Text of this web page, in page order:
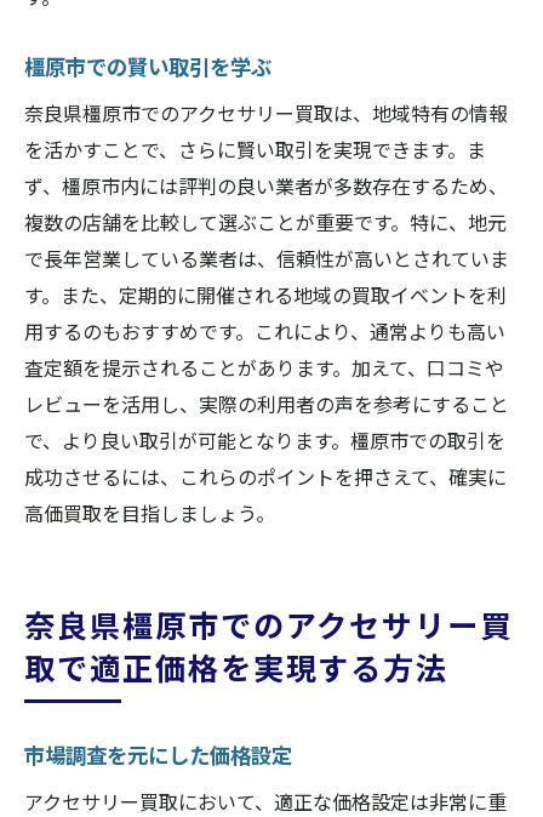
橿原市での賢い取引を学ぶ
奈良県橿原市でのアクセサリー買取は、地域特有の情報
を活かすことで、さらに賢い取引を実現できます。ま
ず、橿原市内には評判の良い業者が多数存在するため、
複数の店舗を比較して選ぶことが重要です。特に、地元
で長年営業している業者は、信頼性が高いとされていま
す。また、定期的に開催される地域の買取イベントを利
用するのもおすすめです。これにより、通常よりも高い
査定額を提示されることがあります。加えて、口コミや
レビューを活用し、実際の利用者の声を参考にすること
で、より良い取引が可能となります。橿原市での取引を
成功させるには、これらのポイントを押さえて、確実に
高価買取を目指しましょう。
奈良県橿原市でのアクセサリー買
取で適正価格を実現する方法
市場調査を元にした価格設定
アクセサリー買取において、適正な価格設定は非常に重